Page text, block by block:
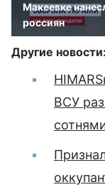
Макеевке
россиян
Другие новости:
ВСУ